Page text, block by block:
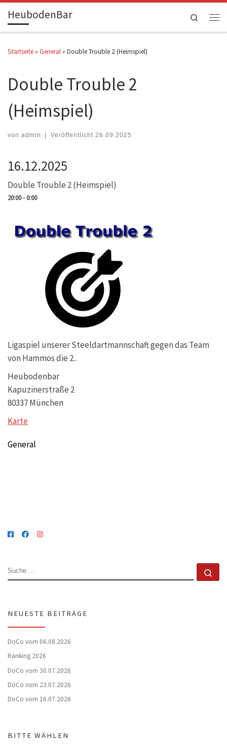
Zum Inhalt springen
HeubodenBar
Search
Startseite » General » Double Trouble 2 (Heimspiel)
Double Trouble 2
(Heimspiel)
von admin Veröffentlicht 26.09.2025
16.12.2025
Double Trouble 2 (Heimspiel)
20:00 - 0:00
Ligaspiel unserer Steeldartmannschaft gegen das Team
von Hammos die 2..
Heubodenbar
Kapuzinerstraße 2
80337 München
Karte
General
SUCHE
NEUESTE BEITRÄGE
DoCo vom 06.08.2026
Ranking 2026
DoCo vom 30.07.2026
DoCo vom 23.07.2026
DoCo vom 16.07.2026
BITTE WÄHLEN